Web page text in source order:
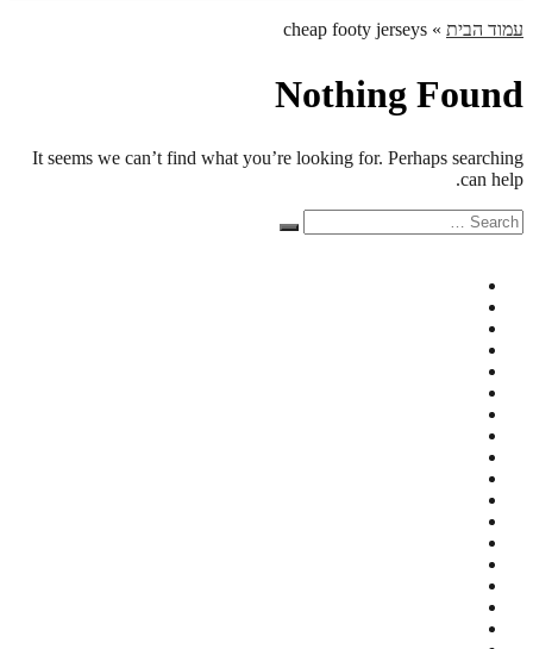
עמוד הבית »
cheap footy jerseys
Nothing Found
It seems we can’t find what you’re looking for. Perhaps searching
can help.
Search
for:
Search